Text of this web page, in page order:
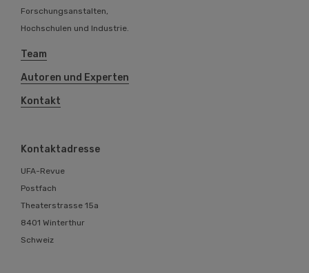
Forschungsanstalten,
Hochschulen und Industrie.
Team
Autoren und Experten
Kontakt
Kontaktadresse
UFA-Revue
Postfach
Theaterstrasse 15a
8401 Winterthur
Schweiz